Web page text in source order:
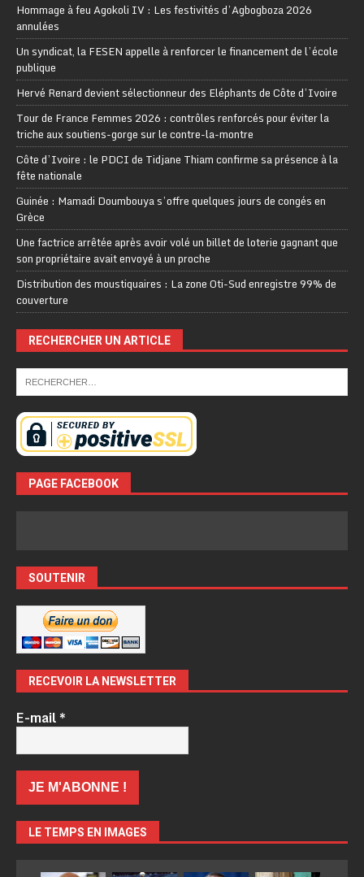
Hommage à feu Agokoli IV : Les festivités d’Agbogboza 2026
annulées
Un syndicat, la FESEN appelle à renforcer le financement de l’école
publique
Hervé Renard devient sélectionneur des Eléphants de Côte d’Ivoire
Tour de France Femmes 2026 : contrôles renforcés pour éviter la
triche aux soutiens-gorge sur le contre-la-montre
Côte d’Ivoire : le PDCI de Tidjane Thiam confirme sa présence à la
fête nationale
Guinée : Mamadi Doumbouya s’offre quelques jours de congés en
Grèce
Une factrice arrêtée après avoir volé un billet de loterie gagnant que
son propriétaire avait envoyé à un proche
Distribution des moustiquaires : La zone Oti-Sud enregistre 99% de
couverture
RECHERCHER UN ARTICLE
PAGE FACEBOOK
SOUTENIR
RECEVOIR LA NEWSLETTER
E-mail*
LE TEMPS EN IMAGES